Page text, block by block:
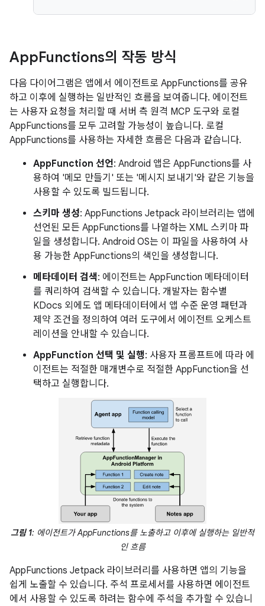
AppFunctions의 작동 방식
다음 다이어그램은 앱에서 에이전트로 AppFunctions를 공유
하고 이후에 실행하는 일반적인 흐름을 보여줍니다. 에이전트
는 사용자 요청을 처리할 때 서버 측 원격 MCP 도구와 로컬
AppFunctions를 모두 고려할 가능성이 높습니다. 로컬
AppFunctions를 사용하는 자세한 흐름은 다음과 같습니다.
AppFunction 선언: Android 앱은 AppFunctions를 사
용하여 '메모 만들기' 또는 '메시지 보내기'와 같은 기능을
사용할 수 있도록 빌드됩니다.
스키마 생성: AppFunctions Jetpack 라이브러리는 앱에
선언된 모든 AppFunctions를 나열하는 XML 스키마 파
일을 생성합니다. Android OS는 이 파일을 사용하여 사
용 가능한 AppFunctions의 색인을 생성합니다.
메타데이터 검색: 에이전트는 AppFunction 메타데이터
를 쿼리하여 검색할 수 있습니다. 개발자는 함수별
KDocs 외에도 앱 메타데이터에서 앱 수준 운영 패턴과
제약 조건을 정의하여 여러 도구에서 에이전트 오케스트
레이션을 안내할 수 있습니다.
AppFunction 선택 및 실행: 사용자 프롬프트에 따라 에
이전트는 적절한 매개변수로 적절한 AppFunction을 선
택하고 실행합니다.
그림 1: 에이전트가 AppFunctions를 노출하고 이후에 실행하는 일반적
인 흐름
AppFunctions Jetpack 라이브러리를 사용하면 앱의 기능을
쉽게 노출할 수 있습니다. 주석 프로세서를 사용하면 에이전트
에서 사용할 수 있도록 하려는 함수에 주석을 추가할 수 있습니